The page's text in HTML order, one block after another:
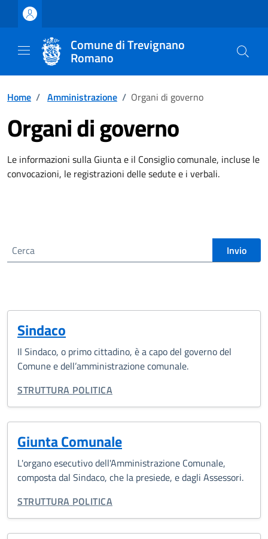
Vai ai contenuti
Vai al footer
Comune di Trevignano
Romano
Home / Amministrazione / Organi di governo
Organi di governo
Le informazioni sulla Giunta e il Consiglio comunale, incluse le
convocazioni, le registrazioni delle sedute e i verbali.
Cerca nel sito Invio
Sindaco
Il Sindaco, o primo cittadino, è a capo del governo del
Comune e dell’amministrazione comunale.
CATEGORIA CORRELATA:
STRUTTURA POLITICA
Giunta Comunale
L'organo esecutivo dell'Amministrazione Comunale,
composta dal Sindaco, che la presiede, e dagli Assessori.
CATEGORIA CORRELATA:
STRUTTURA POLITICA